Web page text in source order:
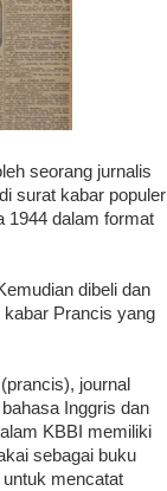
seorang jurnalis
surat kabar populer
1944 dalam format
dibeli dan
kabar Prancis yang
journal
Inggris dan
KBBI memiliki
sebagai buku
mencatat